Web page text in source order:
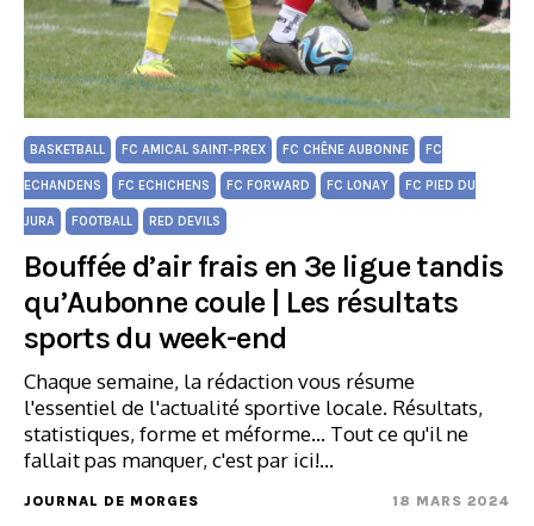
BASKETBALL FC AMICAL SAINT-PREX FC CHÊNE AUBONNE FC
ECHANDENS FC ECHICHENS FC FORWARD FC LONAY FC PIED DU
JURA FOOTBALL RED DEVILS
Bouffée d’air frais en 3e ligue tandis
qu’Aubonne coule | Les résultats
sports du week-end
Chaque semaine, la rédaction vous résume
l'essentiel de l'actualité sportive locale. Résultats,
statistiques, forme et méforme... Tout ce qu'il ne
fallait pas manquer, c'est par ici!…
JOURNAL DE MORGES 18 MARS 2024